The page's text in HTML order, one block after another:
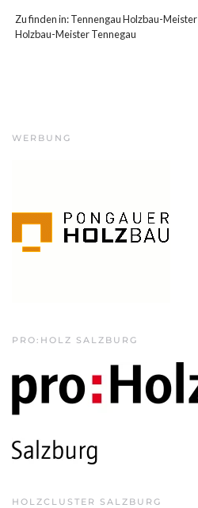
Zu finden in:Tennengau Holzbau-Meister
Holzbau-Meister Tennegau
WERBUNG
PRO:HOLZ SALZBURG
HOLZCLUSTER SALZBURG